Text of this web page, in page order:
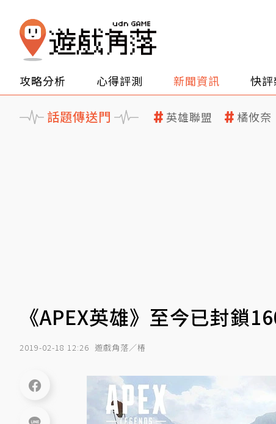
攻略分析 心得評測 新聞資訊 快
話題傳送門 英雄聯盟 橘攸奈
《APEX英雄》至今已封鎖
2019-02-18 12:26 遊戲角落／椿